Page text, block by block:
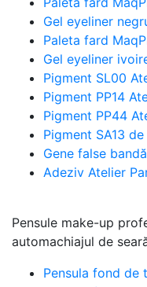
Gel eyeliner
Paleta fard
Gel eyeliner
Pigment SL00
Pigment PP14
Pigment PP44
Pigment SA13
Gene false
Adeziv Atelier
Pensule make-up
automachiajul de
Pensula fond de